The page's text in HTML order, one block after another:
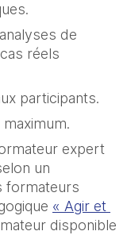
de
réels
participants.
expert
un
formateurs
« Agir et
disponible